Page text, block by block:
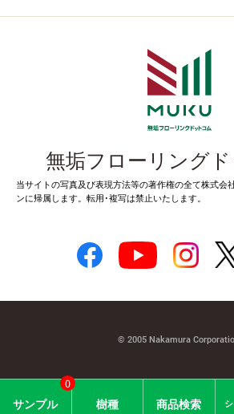
無垢フローリング
当サイトの写真及び表現方法等の著作権の全て株式会
ンに帰属します。転用･複写は禁止いたします。
© 2005 Nakamura
サンプル
0
樹種 商品検索